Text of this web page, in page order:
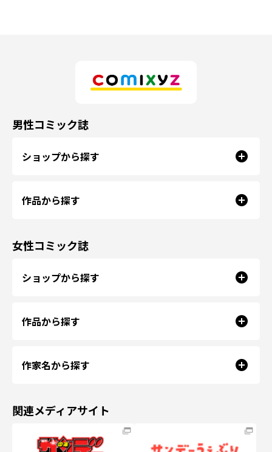
男性コミック誌
ショップから探す
作品から探す
女性コミック誌
ショップから探す
作品から探す
作家名から探す
関連メディアサイト